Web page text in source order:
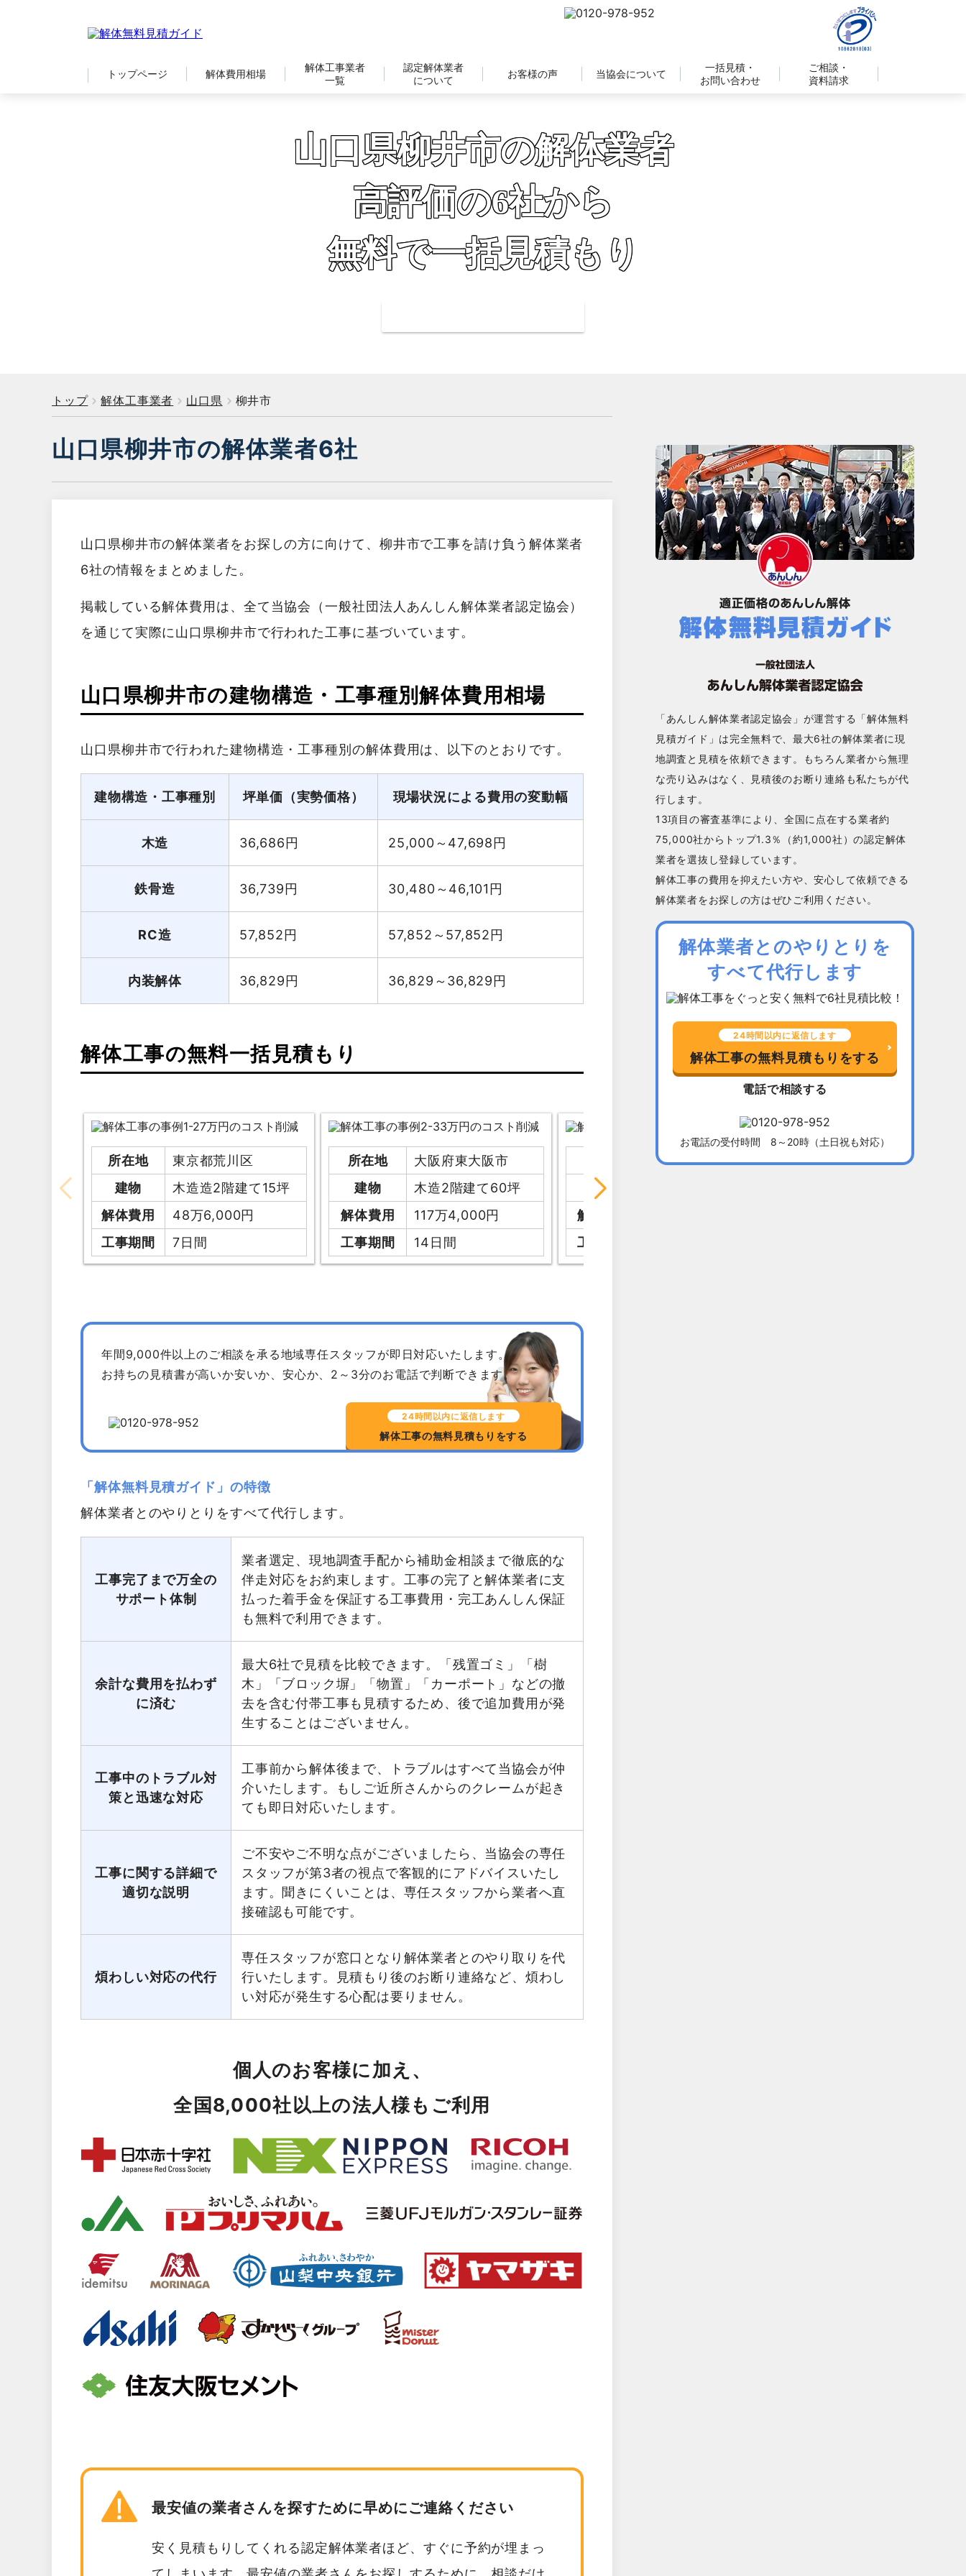
トップページ 解体費用相場
解体工事業者
一覧
認定解体業者
について
お客様の声 当協会について
一括見積・
お問い合わせ
ご相談・
資料請求
山口県柳井市の解体業者
高評価の6社から
無料で一括見積もり
トップ 解体工事業者 山口県 柳井市
山口県柳井市の解体業者6社
山口県柳井市の解体業者をお探しの方に向けて、柳井市で工事を請け負う解体業者
6社の情報をまとめました。
掲載している解体費用は、全て当協会（一般社団法人あんしん解体業者認定協会）
を通じて実際に山口県柳井市で行われた工事に基づいています。
山口県柳井市の建物構造・工事種別解体費用相場
山口県柳井市で行われた建物構造・工事種別の解体費用は、以下のとおりです。
建物構造・工事種別 坪単価（実勢価格） 現場状況による費用の変動幅
木造 36,686円 25,000～47,698円
鉄骨造 36,739円 30,480～46,101 円
RC造 57,852円 57,852～57,852円
内装解体 36,829円 36,829～36,829円
解体工事の無料一括見積もり
所在地
東京都荒川区
建物
木造造2階建て15坪
解体費用
48万6,000円
工事期間
7日間
所在地
大阪府東大阪市
建物
木造2階建て60坪
解体費用
117万4,000円
工事期間
14日間
千葉県習志野市
建物
解体費用
工事期間
所在地
福岡県北九
年間9,000件以上のご相談を承る地域専任スタッフが即日対応いたします。
お持ちの見積書が高いか安いか、安心か、2～3分のお電話で判断できます。
24時間以内に返信します
解体工事の無料見積もりをする
「解体無料見積ガイド」の特徴
解体業者とのやりとりをすべて代行します。
工事完了まで万全の
サポート体制
業者選定、現地調査手配から補助金相談まで徹底的な
伴走対応をお約束します。工事の完了と解体業者に支
払った着手金を保証する工事費用・完工あんしん保証
も無料で利用できます。
余計な費用を払わず
に済む
最大6社で見積を比較できます。「残置ゴミ」「樹
木」「ブロック塀」「物置」「カーポート」などの撤
去を含む付帯工事も見積するため、後で追加費用が発
生することはございません。
工事中のトラブル対
策と迅速な対応
工事前から解体後まで、トラブルはすべて当協会が仲
介いたします。もしご近所さんからのクレームが起き
ても即日対応いたします。
工事に関する詳細で
適切な説明
ご不安やご不明な点がございましたら、当協会の専任
スタッフが第3者の視点で客観的にアドバイスいたし
ます。聞きにくいことは、専任スタッフから業者へ直
接確認も可能です。
煩わしい対応の代行
専任スタッフが窓口となり解体業者とのやり取りを代
行いたします。見積もり後のお断り連絡など、煩わし
い対応が発生する心配は要りません。
個人のお客様に加え、
全国8,000社以上の法人様もご利用
最安値の業者さんを探すために早めにご連絡ください
安く見積もりしてくれる認定解体業者ほど、すぐに予約が埋まっ
「あんしん解体業者認定協会」が運営する「解体無料
見積ガイド」は完全無料で、最大6社の解体業者に現
地調査と見積を依頼できます。もちろん業者から無理
な売り込みはなく、見積後のお断り連絡も私たちが代
行します。
13項目の審査基準により、全国に点在する業者約
75,000社からトップ1.3％（約1,000社）の認定解体
業者を選抜し登録しています。
解体工事の費用を抑えたい方や、安心して依頼できる
解体業者をお探しの方はぜひご利用ください。
解体業者とのやりとりを
すべて代行します
24時間以内に返信します
解体工事の無料見積もりをする
電話で相談する
お電話の受付時間 8～20時（土日祝も対応）